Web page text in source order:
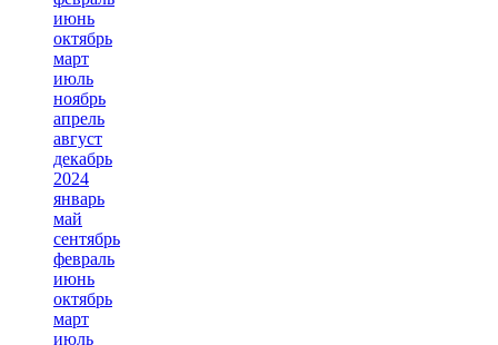
июнь
октябрь
март
июль
ноябрь
апрель
август
декабрь
2024
январь
май
сентябрь
февраль
июнь
октябрь
март
июль